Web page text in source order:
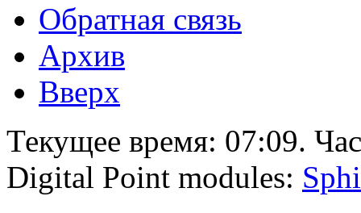
Обратная связь
Архив
Вверх
Текущее время: 07:09.
Digital Point modules: